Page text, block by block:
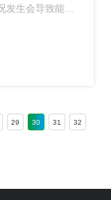
生会导致能量
效率。对于泄
29 30 31 32